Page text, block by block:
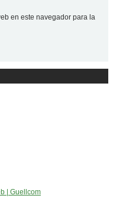
en este navegador para la
| Guellcom